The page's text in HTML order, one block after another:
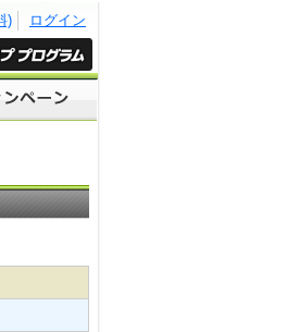
ログイン
)